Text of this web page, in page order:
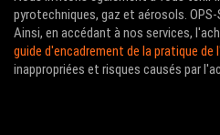
pyrotechniques, gaz et aérosols.
Ainsi, en accédant à nos services,
guide d'encadrement de la pratique
inappropriées et risques causés par